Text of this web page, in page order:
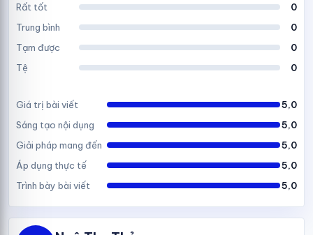
Rất tốt
0
Trung bình
0
Tạm được
0
Tệ
0
Giá trị bài viết
5,0
Sáng tạo nội dụng
5,0
Giải pháp mang đến
5,0
Áp dụng thực tế
5,0
Trình bày bài viết
5,0